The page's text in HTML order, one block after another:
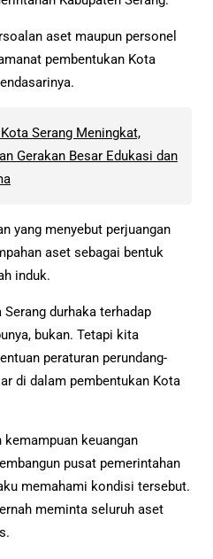
aset maupun personel
pembentukan Kota
Serang Meningkat,
Gerakan Besar Edukasi dan
yang menyebut perjuangan
aset sebagai bentuk
induk.
durhaka terhadap
bukan. Tetapi kita
peraturan perundang-
di dalam pembentukan Kota
keuangan
pusat pemerintahan
memahami kondisi tersebut.
meminta seluruh aset